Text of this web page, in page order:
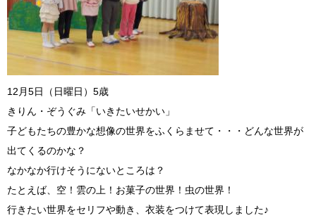
12月5日（日曜日）5歳
きりん・ぞうぐみ「いきたいせかい」
子どもたちの豊かな想像の世界をふくらませて・・・どんな世界が
出てくるのかな？
なかなか行けそうにないところは？
たとえば、空！雲の上！お菓子の世界！虫の世界！
行きたい世界をセリフや動き、衣装をつけて表現しました♪